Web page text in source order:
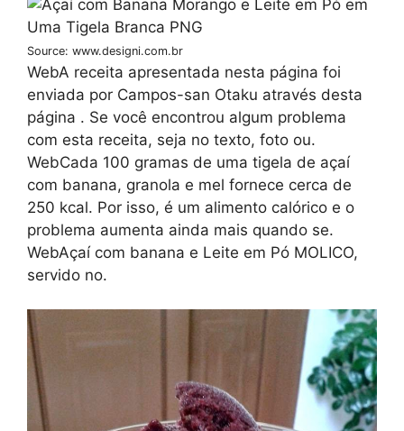
Source: www.designi.com.br
WebA receita apresentada nesta página foi
enviada por Campos-san Otaku através desta
página . Se você encontrou algum problema
com esta receita, seja no texto, foto ou.
WebCada 100 gramas de uma tigela de açaí
com banana, granola e mel fornece cerca de
250 kcal. Por isso, é um alimento calórico e o
problema aumenta ainda mais quando se.
WebAçaí com banana e Leite em Pó MOLICO,
servido no.